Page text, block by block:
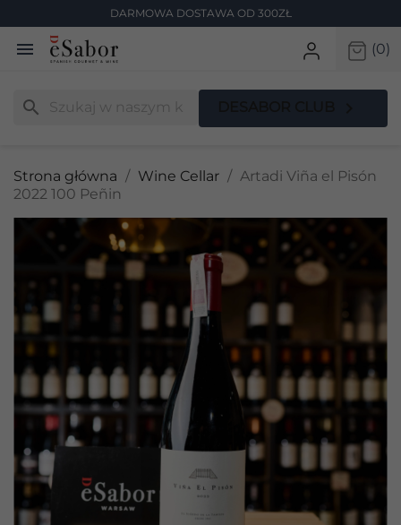
DARMOWA DOSTAWA OD 300ZŁ
 (0)
search
Strona główna Wine Cellar
Artadi Viña el Pisón
2022 100 Peñin